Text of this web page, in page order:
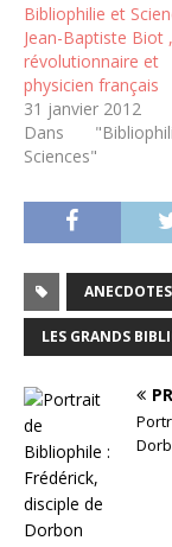
Bibliophilie et
Jean-Baptiste Biot ,
révolutionnaire et
physicien français
31 janvier 2012
Dans
Sciences"
ANECDOTES
LES GRANDS